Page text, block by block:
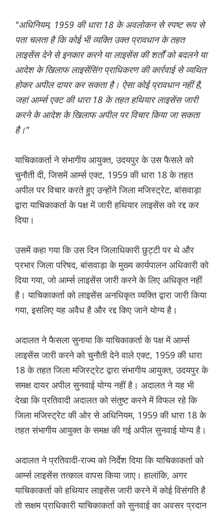
"अधिनियम, 1959 की धारा 18 के अवलोकन से स्पष्ट रूप से
पता चलता है कि कोई भी व्यक्ति उक्त प्रावधान के तहत
लाइसेंस देने से इनकार करने या लाइसेंस की शर्तों को बदलने या
आदेश के खिलाफ लाइसेंसिंग प्राधिकरण की कार्रवाई से व्यथित
होकर अपील दायर कर सकता है। ऐसा कोई प्रावधान नहीं है,
जहां आर्म्स एक्ट की धारा 18 के तहत हथियार लाइसेंस जारी
करने के आदेश के खिलाफ अपील पर विचार किया जा सकता
है।"
याचिकाकर्ता ने संभागीय आयुक्त, उदयपुर के उस फैसले को
चुनौती दी, जिसमें आर्म्स एक्ट, 1959 की धारा 18 के तहत
अपील पर विचार करते हुए उन्होंने जिला मजिस्ट्रेट, बांसवाड़ा
द्वारा याचिकाकर्ता के पक्ष में जारी हथियार लाइसेंस को रद्द कर
दिया।
उसमें कहा गया कि उस दिन जिलाधिकारी छुट्टी पर थे और
प्रभार जिला परिषद, बांसवाड़ा के मुख्य कार्यपालन अधिकारी को
दिया गया, जो आर्म्स लाइसेंस जारी करने के लिए अधिकृत नहीं
है। याचिकाकर्ता को लाइसेंस अनधिकृत व्यक्ति द्वारा जारी किया
गया, इसलिए यह अवैध है और रद्द किए जाने योग्य है।
अदालत ने फैसला सुनाया कि याचिकाकर्ता के पक्ष में आर्म्स
लाइसेंस जारी करने को चुनौती देने वाले एक्ट, 1959 की धारा
18 के तहत जिला मजिस्ट्रेट द्वारा संभागीय आयुक्त, उदयपुर के
समक्ष दायर अपील सुनवाई योग्य नहीं है। अदालत ने यह भी
देखा कि प्रतिवादी अदालत को संतुष्ट करने में विफल रहे कि
जिला मजिस्ट्रेट की ओर से अधिनियम, 1959 की धारा 18 के
तहत संभागीय आयुक्त के समक्ष की गई अपील सुनवाई योग्य है।
अदालत ने प्रतिवादी-राज्य को निर्देश दिया कि याचिकाकर्ता को
आर्म्स लाइसेंस तत्काल वापस किया जाए। हालांकि, अगर
याचिकाकर्ता को हथियार लाइसेंस जारी करने में कोई विसंगति है
तो सक्षम प्राधिकारी याचिकाकर्ता को सुनवाई का अवसर प्रदान